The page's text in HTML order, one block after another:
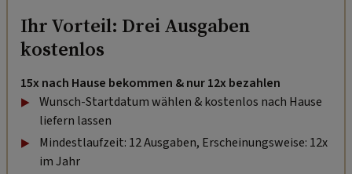
Ihr Vorteil: Drei Ausgaben
kostenlos
15x nach Hause bekommen & nur 12x bezahlen
Wunsch-Startdatum wählen & kostenlos nach Hause
liefern lassen
Mindestlaufzeit: 12 Ausgaben, Erscheinungsweise: 12x
im Jahr